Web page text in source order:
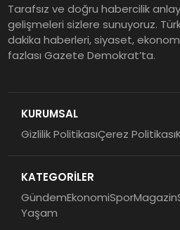
Tarafsız ve doğru habercilik
gelişmeleri sizlere sunuyoruz.
dakika haberleri, siyaset,
fazlası Gazete Demokrat’ta.
KURUMSAL
Gizlilik PolitikasıÇerez Politikası
KATEGORİLER
GündemEkonomiSporMagazin
Yaşam